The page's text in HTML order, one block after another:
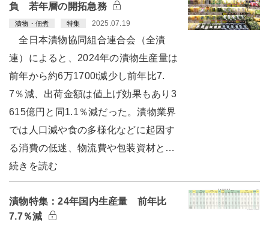
負 若年層の開拓急務
漬物・佃煮 特集 2025.07.19
全日本漬物協同組合連合会（全漬
連）によると、2024年の漬物生産量は
前年から約6万1700t減少し前年比7.
7％減、出荷金額は値上げ効果もあり3
615億円と同1.1％減だった。漬物業界
では人口減や食の多様化などに起因す
る消費の低迷、物流費や包装資材と…
続きを読む
漬物特集：24年国内生産量 前年比
7.7％減